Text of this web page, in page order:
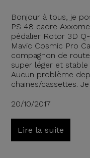
Bonjour à tous, je
PS 48 cadre
pédalier Rotor 3D
Mavic Cosmic Pro
compagnon de
super léger et
Aucun problème
chaines/cassettes.
20/10/2017
Lire la suite